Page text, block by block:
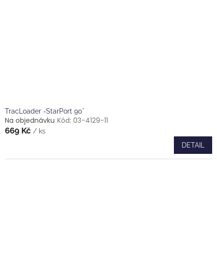
TracLoader -StarPort 90°
Na objednávku Kód: 03-4129-11
669 Kč / ks
DETAIL